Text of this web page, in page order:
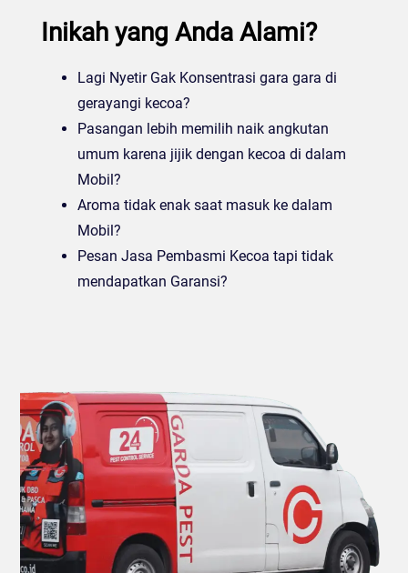
Inikah yang Anda Alami?
Lagi Nyetir Gak Konsentrasi gara gara di
gerayangi kecoa?
Pasangan lebih memilih naik angkutan
umum karena jijik dengan kecoa di dalam
Mobil?
Aroma tidak enak saat masuk ke dalam
Mobil?
Pesan Jasa Pembasmi Kecoa tapi tidak
mendapatkan Garansi?